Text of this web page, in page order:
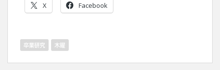
X Facebook
卒業研究 木曜